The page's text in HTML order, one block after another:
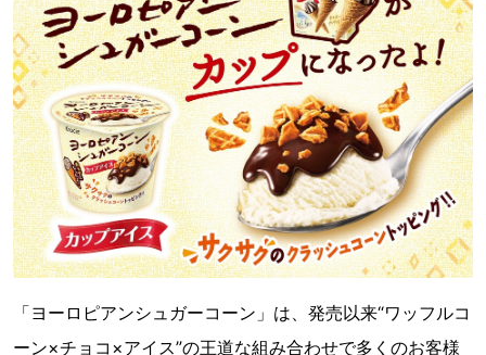
「ヨーロピアンシュガーコーン」は、発売以来“ワッフルコ
ーン×チョコ×アイス”の王道な組み合わせで多くのお客様